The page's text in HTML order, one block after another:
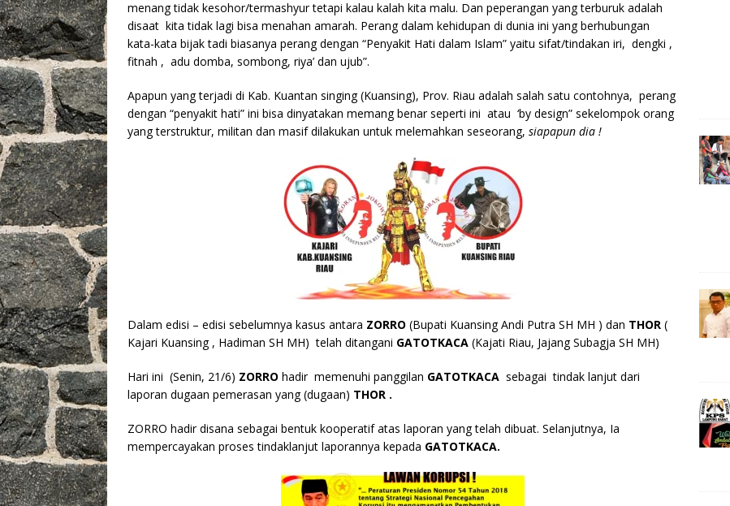
o
k
p k e
r
menang tidak kesohor/termashyur tetapi kalau kalah kita malu. Dan peperangan yang terburuk adalah
disaat kita tidak lagi bisa menahan amarah. Perang dalam kehidupan di dunia ini yang berhubungan
kata-kata bijak tadi biasanya perang dengan “Penyakit Hati dalam Islam” yaitu sifat/tindakan iri, dengki ,
fitnah , adu domba, sombong, riya’ dan ujub”.
Apapun yang terjadi di Kab. Kuantan singing (Kuansing), Prov. Riau adalah salah satu contohnya, perang
dengan “penyakit hati” ini bisa dinyatakan memang benar seperti ini atau ‘by design” sekelompok orang
yang terstruktur, militan dan masif dilakukan untuk melemahkan seseorang, siapapun dia !
Dalam edisi – edisi sebelumnya kasus antara ZORRO (Bupati Kuansing Andi Putra SH MH ) dan THOR (
Kajari Kuansing , Hadiman SH MH) telah ditangani GATOTKACA (Kajati Riau, Jajang Subagja SH MH)
Hari ini (Senin, 21/6) ZORRO hadir memenuhi panggilan GATOTKACA sebagai tindak lanjut dari
laporan dugaan pemerasan yang (dugaan) THOR .
ZORRO hadir disana sebagai bentuk kooperatif atas laporan yang telah dibuat. Selanjutnya, Ia
mempercayakan proses tindaklanjut laporannya kepada GATOTKACA.